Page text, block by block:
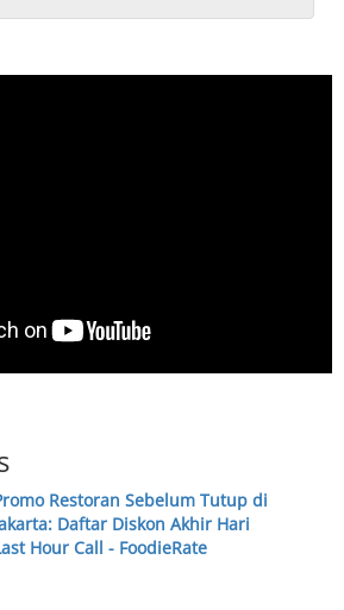
Restoran Sebelum Tutup di
Daftar Diskon Akhir Hari
Hour Call - FoodieRate